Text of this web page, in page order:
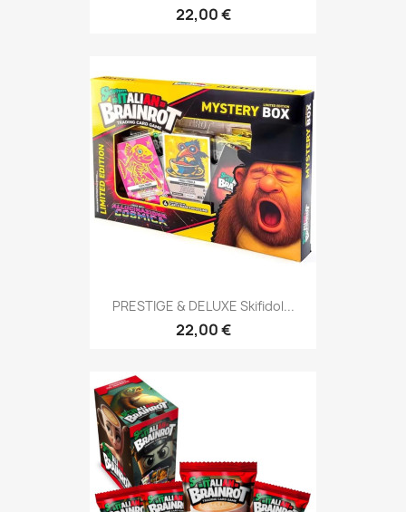
22,00 €
PRESTIGE & DELUXE Skifidol...
22,00 €